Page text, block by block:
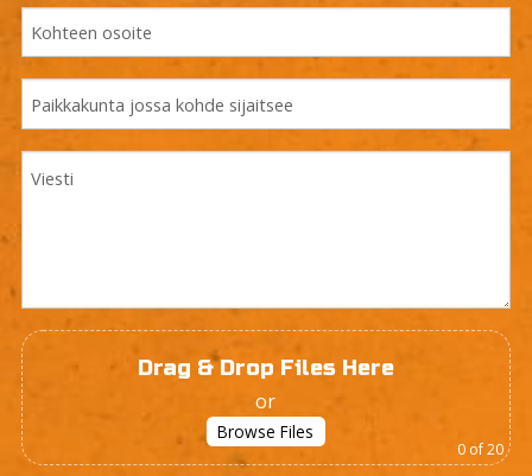
Drag & Drop Files Here
or
Browse Files
0of 20